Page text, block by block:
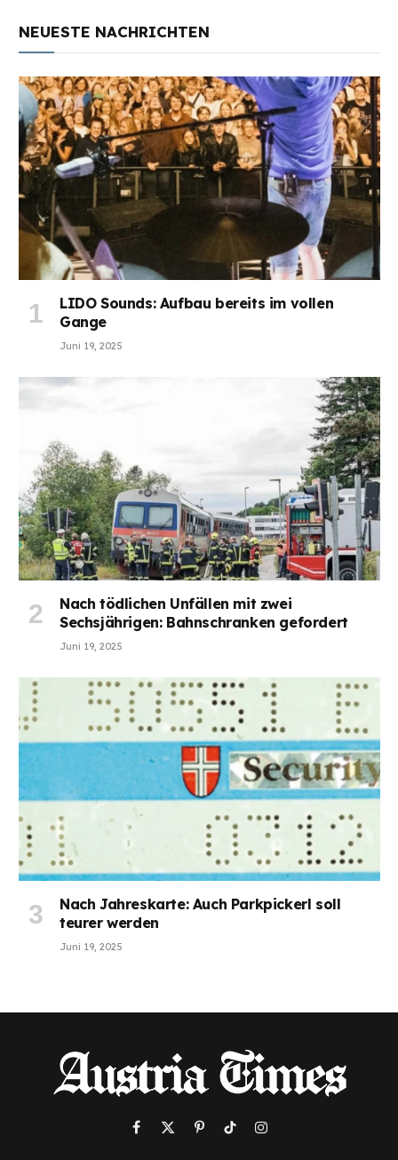
NEUESTE NACHRICHTEN
LIDO Sounds: Aufbau bereits im vollen
Gange
Juni 19, 2025
Nach tödlichen Unfällen mit zwei
Sechsjährigen: Bahnschranken gefordert
Juni 19, 2025
Nach Jahreskarte: Auch Parkpickerl soll
teurer werden
Juni 19, 2025
Facebook
X
PinterestTikTokInstagram